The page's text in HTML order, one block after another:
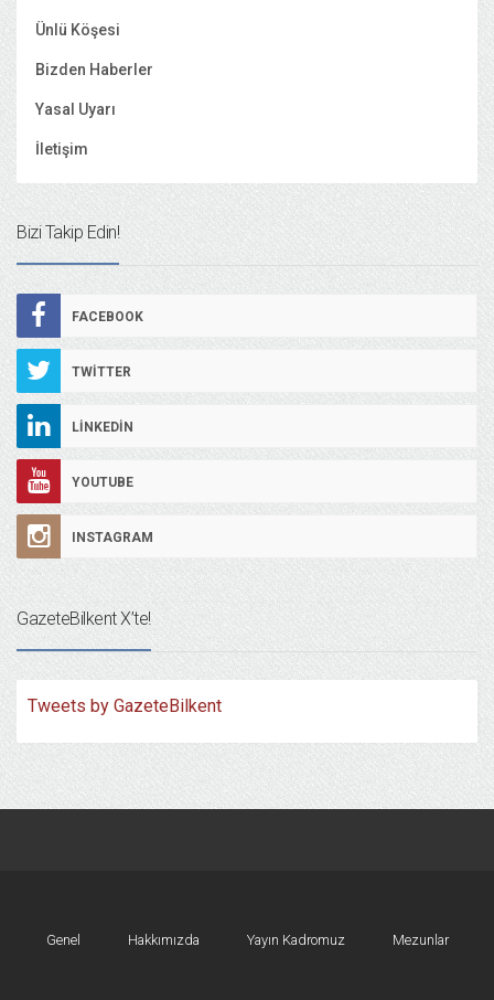
Ünlü Köşesi
Bizden Haberler
Yasal Uyarı
İletişim
Bizi Takip Edin!
FACEBOOK
TWITTER
LINKEDIN
YOUTUBE
INSTAGRAM
GazeteBilkent X’te!
Tweets by GazeteBilkent
Genel Hakkımızda Yayın Kadromuz Mezunlar